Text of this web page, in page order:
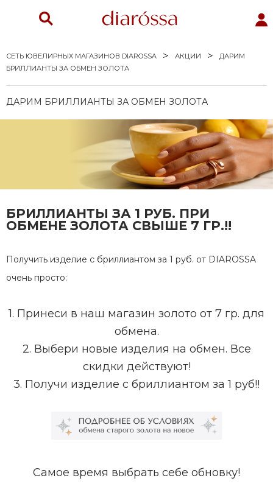
СЕТЬ ЮВЕЛИРНЫХ МАГАЗИНОВ DIAROSSA АКЦИИ
ДАРИМ
БРИЛЛИАНТЫ ЗА ОБМЕН ЗОЛОТА
ДАРИМ БРИЛЛИАНТЫ ЗА ОБМЕН ЗОЛОТА
БРИЛЛИАНТЫ ЗА 1 РУБ. ПРИ
ОБМЕНЕ ЗОЛОТА СВЫШЕ 7 ГР.!!
Получить изделие с бриллиантом за 1 руб. от DIAROSSA
очень просто:
1. Принеси в наш магазин золото от 7 гр. для
обмена.
2. Выбери новые изделия на обмен. Все
скидки действуют!
3. Получи изделие с бриллиантом за 1 руб!!
Самое время выбрать себе обновку!